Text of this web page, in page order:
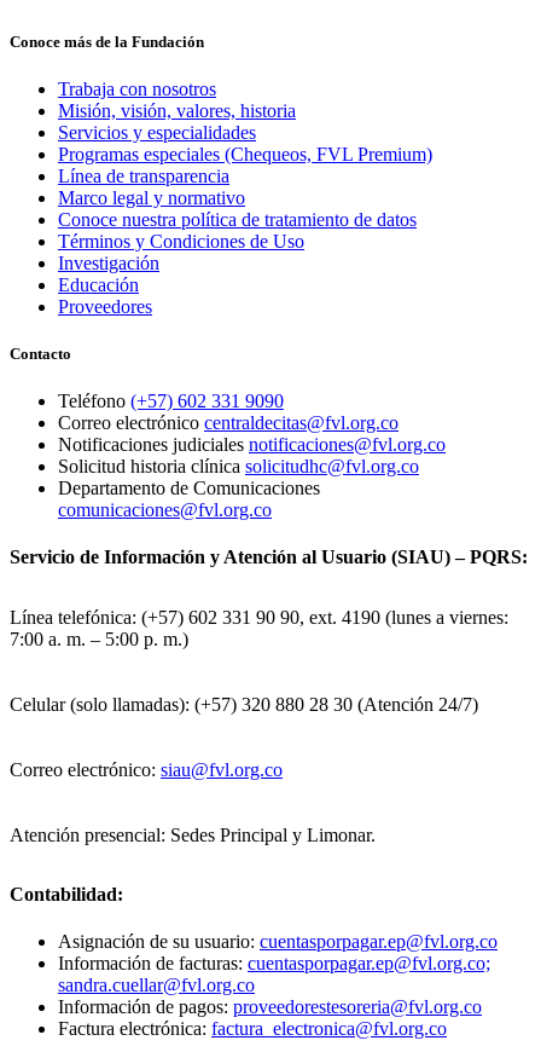
Conoce más de la Fundación
Trabaja con nosotros
Misión, visión, valores, historia
Servicios y especialidades
Programas especiales (Chequeos, FVL Premium)
Línea de transparencia
Marco legal y normativo
Conoce nuestra política de tratamiento de datos
Términos y Condiciones de Uso
Investigación
Educación
Proveedores
Contacto
Teléfono (+57) 602 331 9090
Correo electrónico centraldecitas@fvl.org.co
Notificaciones judiciales notificaciones@fvl.org.co
Solicitud historia clínica solicitudhc@fvl.org.co
Departamento de Comunicaciones
comunicaciones@fvl.org.co
Servicio de Información y Atención al Usuario (SIAU) – PQRS:
Línea telefónica: (+57) 602 331 90 90, ext. 4190 (lunes a viernes:
7:00 a. m. – 5:00 p. m.)
Celular (solo llamadas): (+57) 320 880 28 30 (Atención 24/7)
Correo electrónico: siau@fvl.org.co
Atención presencial: Sedes Principal y Limonar.
Contabilidad:
Asignación de su usuario: cuentasporpagar.ep@fvl.org.co
Información de facturas: cuentasporpagar.ep@fvl.org.co;
sandra.cuellar@fvl.org.co
Información de pagos: proveedorestesoreria@fvl.org.co
Factura electrónica: factura_electronica@fvl.org.co